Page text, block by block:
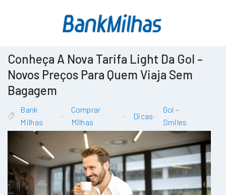
Conheça A Nova Tarifa Light Da Gol –
Novos Preços Para Quem Viaja Sem
Bagagem
Bank
Milhas
,
Comprar
Milhas
, Dicas,
Gol -
Smiles